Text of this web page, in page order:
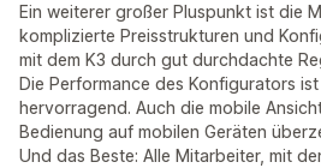
Ein weiterer großer Pluspunkt ist die
komplizierte Preisstrukturen und
mit dem K3 durch gut durchdachte
Die Performance des Konfigurators
hervorragend. Auch die mobile
Bedienung auf mobilen Geräten
Und das Beste: Alle Mitarbeiter, mit